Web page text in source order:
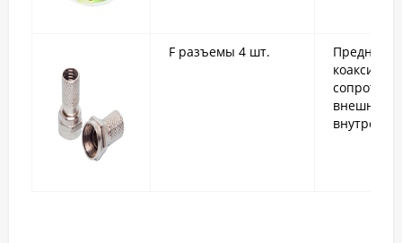
F разъемы 4 шт.
внешней